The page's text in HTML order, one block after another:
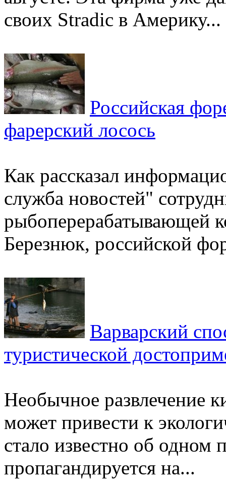
своих Stradic в Америку...
Российская
фарерский лосось
Как рассказал
служба новостей"
рыбоперерабатывающей
Березнюк, российской
Варварский
туристической
Необычное развлечение
может привести к
стало известно об одном
пропагандируется на...